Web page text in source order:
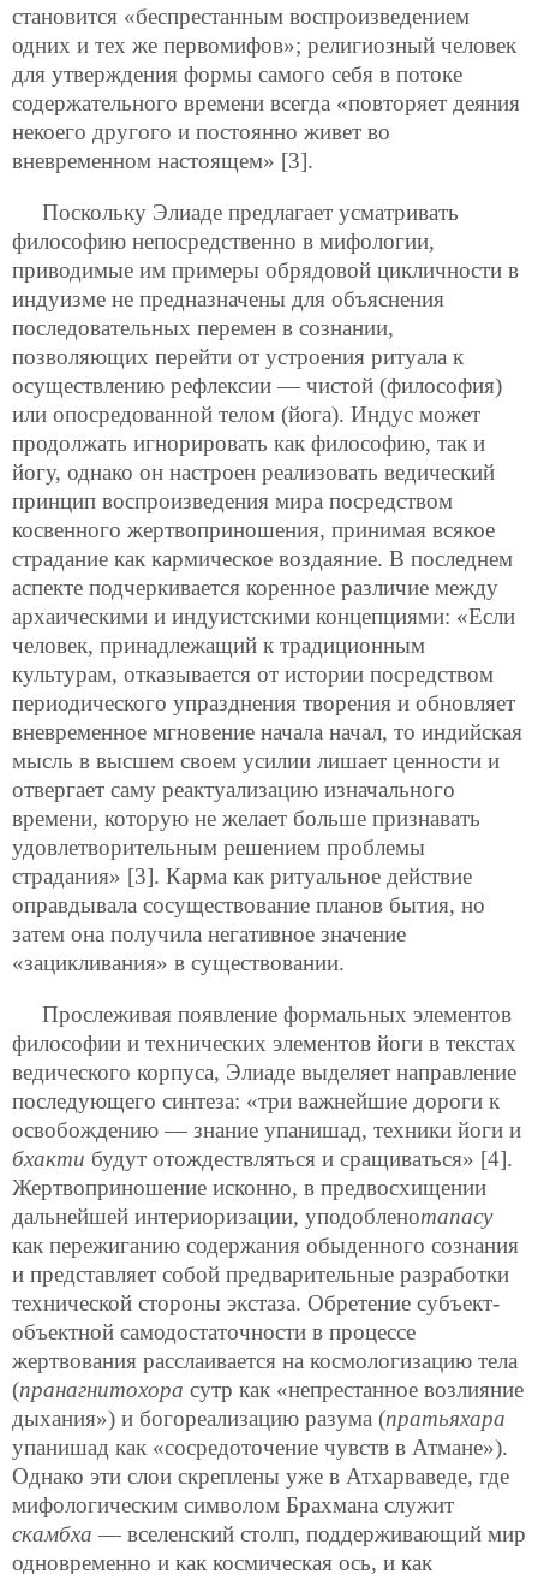
становится «беспрестанным воспроизведением
одних и тех же первомифов»; религиозный человек
для утверждения формы самого себя в потоке
содержательного времени всегда «повторяет деяния
некоего другого и постоянно живет во
вневременном настоящем» [3].
Поскольку Элиаде предлагает усматривать
философию непосредственно в мифологии,
приводимые им примеры обрядовой цикличности в
индуизме не предназначены для объяснения
последовательных перемен в сознании,
позволяющих перейти от устроения ритуала к
осуществлению рефлексии — чистой (философия)
или опосредованной телом (йога). Индус может
продолжать игнорировать как философию, так и
йогу, однако он настроен реализовать ведический
принцип воспроизведения мира посредством
косвенного жертвоприношения, принимая всякое
страдание как кармическое воздаяние. В последнем
аспекте подчеркивается коренное различие между
архаическими и индуистскими концепциями: «Если
человек, принадлежащий к традиционным
культурам, отказывается от истории посредством
периодического упразднения творения и обновляет
вневременное мгновение начала начал, то индийская
мысль в высшем своем усилии лишает ценности и
отвергает саму реактуализацию изначального
времени, которую не желает больше признавать
удовлетворительным решением проблемы
страдания» [3]. Карма как ритуальное действие
оправдывала сосуществование планов бытия, но
затем она получила негативное значение
«зацикливания» в существовании.
Прослеживая появление формальных элементов
философии и технических элементов йоги в текстах
ведического корпуса, Элиаде выделяет направление
последующего синтеза: «три важнейшие дороги к
освобождению — знание упанишад, техники йоги и
бхакти будут отождествляться и сращиваться» [4].
Жертвоприношение исконно, в предвосхищении
дальнейшей интериоризации, уподобленотапасу
как пережиганию содержания обыденного сознания
и представляет собой предварительные разработки
технической стороны экстаза. Обретение субъект-
объектной самодостаточности в процессе
жертвования расслаивается на космологизацию тела
(пранагнитохора сутр как «непрестанное возлияние
дыхания») и богореализацию разума (пратьяхара
упанишад как «сосредоточение чувств в Атмане»).
Однако эти слои скреплены уже в Атхарваведе, где
мифологическим символом Брахмана служит
скамбха — вселенский столп, поддерживающий мир
одновременно и как космическая ось, и как